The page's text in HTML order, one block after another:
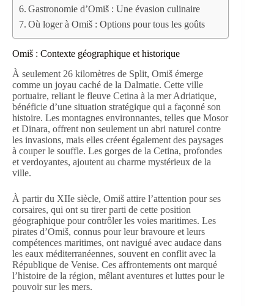
Gastronomie d’Omiš : Une évasion culinaire
Où loger à Omiš : Options pour tous les goûts
Omiš : Contexte géographique et historique
À seulement 26 kilomètres de Split, Omiš émerge
comme un joyau caché de la Dalmatie. Cette ville
portuaire, reliant le fleuve Cetina à la mer Adriatique,
bénéficie d’une situation stratégique qui a façonné son
histoire. Les montagnes environnantes, telles que Mosor
et Dinara, offrent non seulement un abri naturel contre
les invasions, mais elles créent également des paysages
à couper le souffle. Les gorges de la Cetina, profondes
et verdoyantes, ajoutent au charme mystérieux de la
ville.
À partir du XIIe siècle, Omiš attire l’attention pour ses
corsaires, qui ont su tirer parti de cette position
géographique pour contrôler les voies maritimes. Les
pirates d’Omiš, connus pour leur bravoure et leurs
compétences maritimes, ont navigué avec audace dans
les eaux méditerranéennes, souvent en conflit avec la
République de Venise. Ces affrontements ont marqué
l’histoire de la région, mêlant aventures et luttes pour le
pouvoir sur les mers.